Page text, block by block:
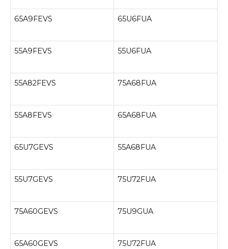
65A9FEVS 65U6FUA
55A9FEVS 55U6FUA
55A82FEVS 75A68FUA
55A8FEVS 65A68FUA
65U7GEVS 55A68FUA
55U7GEVS 75U72FUA
75A60GEVS 75U9GUA
65A60GEVS 75U72FUA